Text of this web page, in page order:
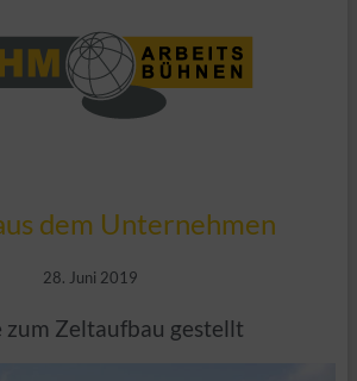
dem Unternehmen
28. Juni 2019
zum Zeltaufbau gestellt